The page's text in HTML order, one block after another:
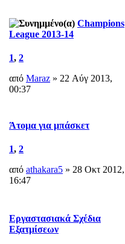
Champions
League 2013-14
1, 2
από Maraz » 22 Αύγ 2013,
00:37
Άτομα για μπάσκετ
1, 2
από athakara5 » 28 Οκτ 2012,
16:47
Εργαστασιακά Σχέδια
Εξατμίσεων